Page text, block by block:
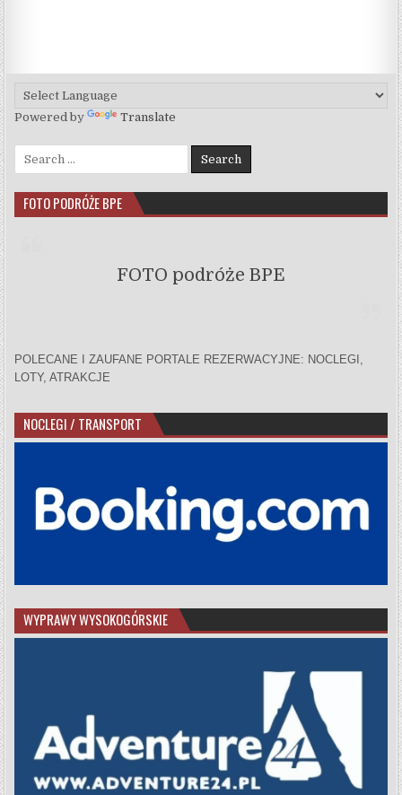
Powered by Translate
Search for:
FOTO PODRÓŻE BPE
FOTO podróże BPE
POLECANE I ZAUFANE PORTALE REZERWACYJNE: NOCLEGI,
LOTY, ATRAKCJE
NOCLEGI / TRANSPORT
WYPRAWY WYSOKOGÓRSKIE